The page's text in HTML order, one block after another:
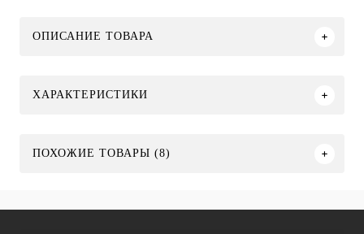
ОПИСАНИЕ ТОВАРА
ХАРАКТЕРИСТИКИ
ПОХОЖИЕ ТОВАРЫ (8)